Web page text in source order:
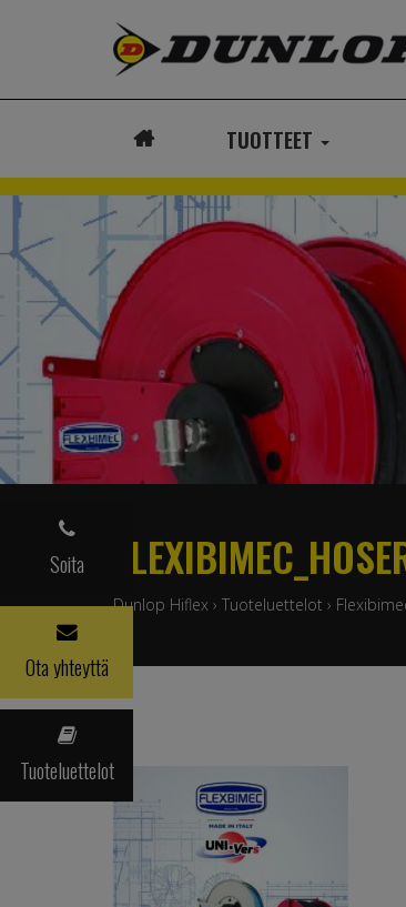
TUOTTEET
Soita
Ota yhteyttä
Tuoteluettelot
Dunlop Hiflex › Tuoteluettelot ›